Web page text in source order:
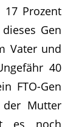
Prozent
Gen
Vater und
40
FTO-Gen
Mutter
es noch